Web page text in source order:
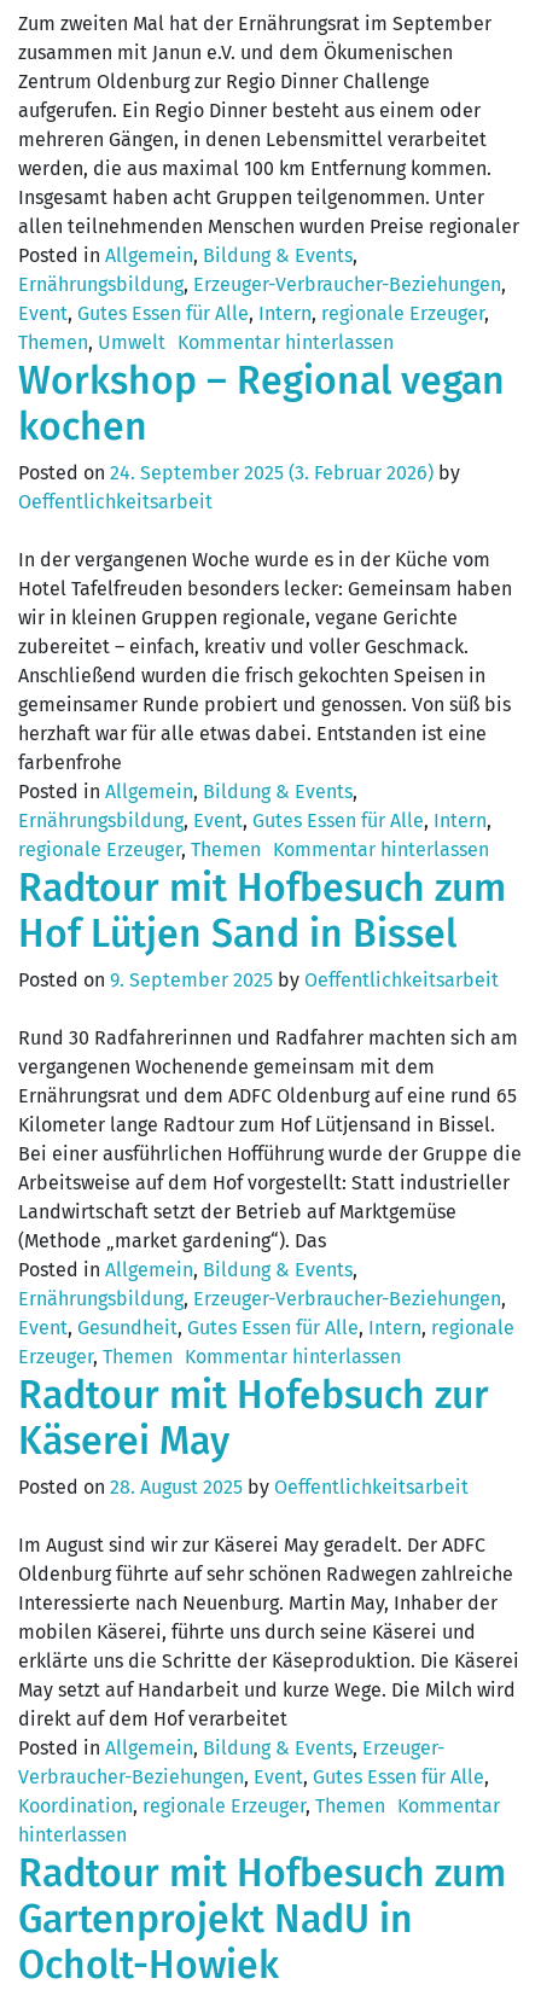
Zum zweiten Mal hat der Ernährungsrat im September
zusammen mit Janun e.V. und dem Ökumenischen
Zentrum Oldenburg zur Regio Dinner Challenge
aufgerufen. Ein Regio Dinner besteht aus einem oder
mehreren Gängen, in denen Lebensmittel verarbeitet
werden, die aus maximal 100 km Entfernung kommen.
Insgesamt haben acht Gruppen teilgenommen. Unter
allen teilnehmenden Menschen wurden Preise regionaler
Posted in Allgemein, Bildung & Events,
Ernährungsbildung, Erzeuger-Verbraucher-Beziehungen,
Event, Gutes Essen für Alle, Intern, regionale Erzeuger,
Themen, Umwelt Kommentar hinterlassen
Workshop – Regional vegan
kochen
Posted on 24. September 2025 (3. Februar 2026) by
Oeffentlichkeitsarbeit
In der vergangenen Woche wurde es in der Küche vom
Hotel Tafelfreuden besonders lecker: Gemeinsam haben
wir in kleinen Gruppen regionale, vegane Gerichte
zubereitet – einfach, kreativ und voller Geschmack.
Anschließend wurden die frisch gekochten Speisen in
gemeinsamer Runde probiert und genossen. Von süß bis
herzhaft war für alle etwas dabei. Entstanden ist eine
farbenfrohe
Posted in Allgemein, Bildung & Events,
Ernährungsbildung, Event, Gutes Essen für Alle, Intern,
regionale Erzeuger, Themen Kommentar hinterlassen
Radtour mit Hofbesuch zum
Hof Lütjen Sand in Bissel
Posted on 9. September 2025 by Oeffentlichkeitsarbeit
Rund 30 Radfahrerinnen und Radfahrer machten sich am
vergangenen Wochenende gemeinsam mit dem
Ernährungsrat und dem ADFC Oldenburg auf eine rund 65
Kilometer lange Radtour zum Hof Lütjensand in Bissel.
Bei einer ausführlichen Hofführung wurde der Gruppe die
Arbeitsweise auf dem Hof vorgestellt: Statt industrieller
Landwirtschaft setzt der Betrieb auf Marktgemüse
(Methode „market gardening“). Das
Posted in Allgemein, Bildung & Events,
Ernährungsbildung, Erzeuger-Verbraucher-Beziehungen,
Event, Gesundheit, Gutes Essen für Alle, Intern, regionale
Erzeuger, Themen Kommentar hinterlassen
Radtour mit Hofebsuch zur
Käserei May
Posted on 28. August 2025 by Oeffentlichkeitsarbeit
Im August sind wir zur Käserei May geradelt. Der ADFC
Oldenburg führte auf sehr schönen Radwegen zahlreiche
Interessierte nach Neuenburg. Martin May, Inhaber der
mobilen Käserei, führte uns durch seine Käserei und
erklärte uns die Schritte der Käseproduktion. Die Käserei
May setzt auf Handarbeit und kurze Wege. Die Milch wird
direkt auf dem Hof verarbeitet
Posted in Allgemein, Bildung & Events, Erzeuger-
Verbraucher-Beziehungen, Event, Gutes Essen für Alle,
Koordination, regionale Erzeuger, Themen
Kommentar
hinterlassen
Radtour mit Hofbesuch zum
Gartenprojekt NadU in
Ocholt-Howiek